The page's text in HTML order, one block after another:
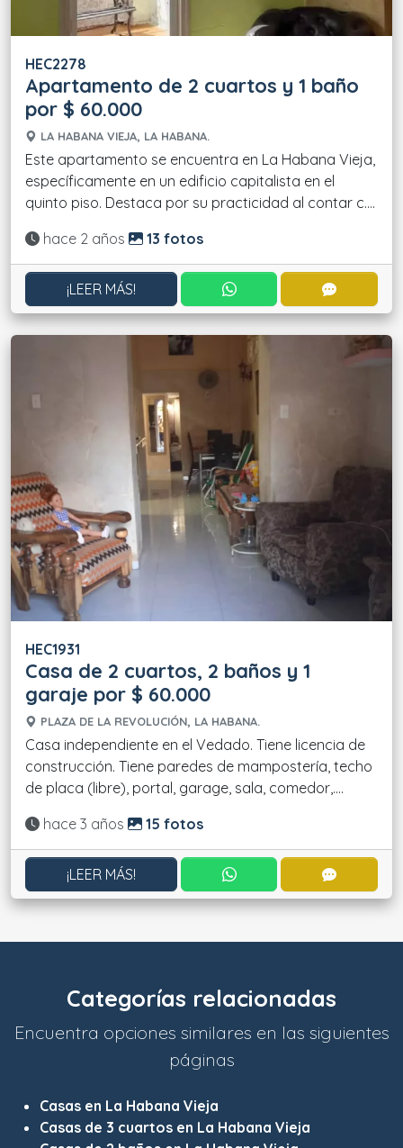
HEC2278
Apartamento de 2 cuartos y 1 baño
por $ 60.000
LA HABANA VIEJA, LA HABANA.
Este apartamento se encuentra en La Habana Vieja,
específicamente en un edificio capitalista en el
quinto piso. Destaca por su practicidad al contar c....
Actualizado:
hace 2 años 13 fotos
¡LEER MÁS! CONTACTAR POR
HEC1931
Casa de 2 cuartos, 2 baños y 1
garaje por $ 60.000
PLAZA DE LA REVOLUCIÓN, LA HABANA.
Casa independiente en el Vedado. Tiene licencia de
construcción. Tiene paredes de mampostería, techo
de placa (libre), portal, garage, sala, comedor,....
Actualizado:
hace 3 años 15 fotos
¡LEER MÁS! CONTACTAR POR
Categorías relacionadas
Encuentra opciones similares en las siguientes
páginas
Casas en La Habana Vieja
Casas de 3 cuartos en La Habana Vieja